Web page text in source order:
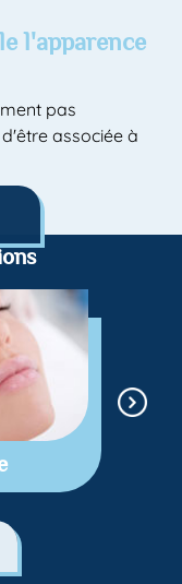
l'apparence
pas
associée à